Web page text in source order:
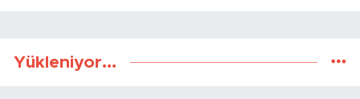
Yükleniyor...